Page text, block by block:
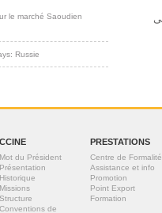
le marché Saoudien
Russie
CCINE
Mot du Président
Présentation
Historique
Missions
Structure
Conventions de
PRESTATIONS
Centre de
Assistance et info
Promotion
Point Export
Formation